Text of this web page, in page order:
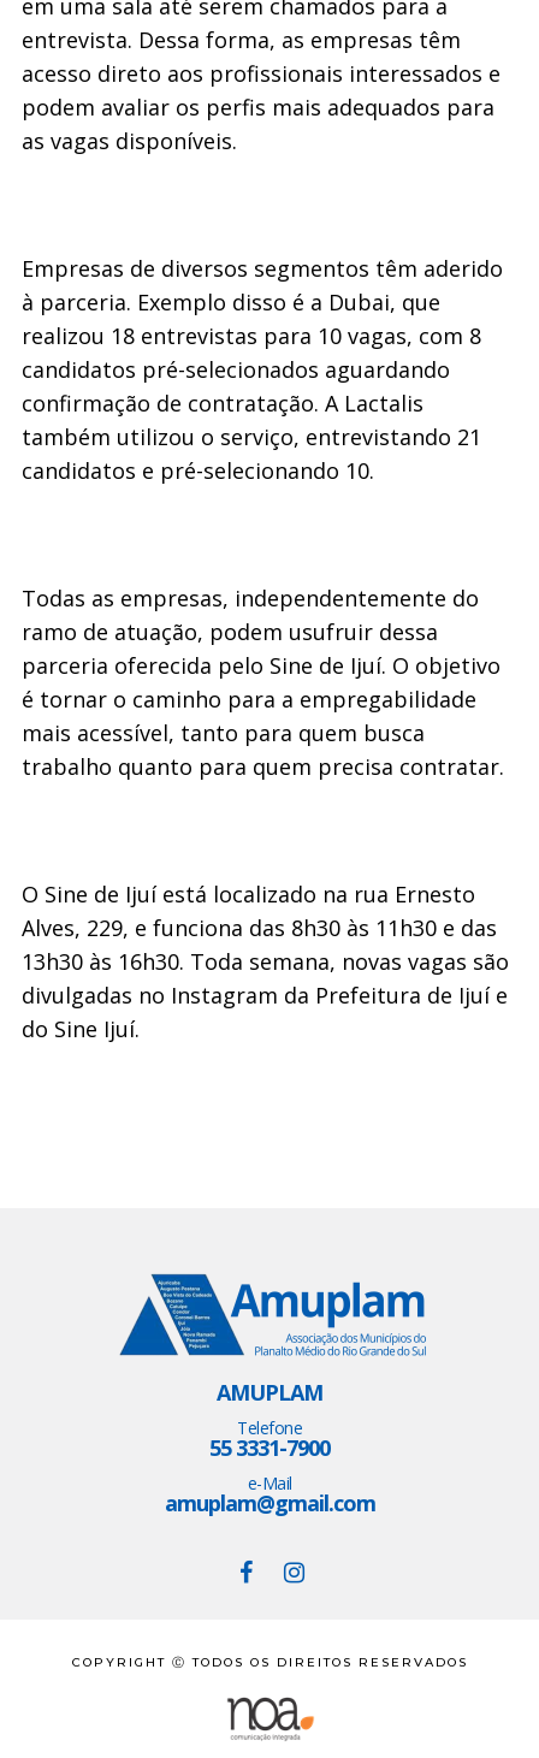
em uma sala até serem chamados para a
entrevista. Dessa forma, as empresas têm
acesso direto aos profissionais interessados e
podem avaliar os perfis mais adequados para
as vagas disponíveis.
Empresas de diversos segmentos têm aderido
à parceria. Exemplo disso é a Dubai, que
realizou 18 entrevistas para 10 vagas, com 8
candidatos pré-selecionados aguardando
confirmação de contratação. A Lactalis
também utilizou o serviço, entrevistando 21
candidatos e pré-selecionando 10.
Todas as empresas, independentemente do
ramo de atuação, podem usufruir dessa
parceria oferecida pelo Sine de Ijuí. O objetivo
é tornar o caminho para a empregabilidade
mais acessível, tanto para quem busca
trabalho quanto para quem precisa contratar.
O Sine de Ijuí está localizado na rua Ernesto
Alves, 229, e funciona das 8h30 às 11h30 e das
13h30 às 16h30. Toda semana, novas vagas são
divulgadas no Instagram da Prefeitura de Ijuí e
do Sine Ijuí.
AMUPLAM
Telefone
55 3331-7900
e-Mail
amuplam@gmail.com
COPYRIGHT Ⓒ TODOS OS DIREITOS RESERVADOS